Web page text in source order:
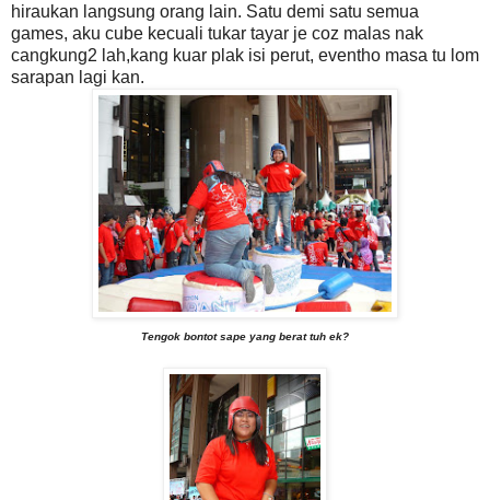
hiraukan langsung orang lain. Satu demi satu semua
games, aku cube kecuali tukar tayar je coz malas nak
cangkung2 lah,kang kuar plak isi perut, eventho masa tu lom
sarapan lagi kan.
Tengok bontot sape yang berat tuh ek?